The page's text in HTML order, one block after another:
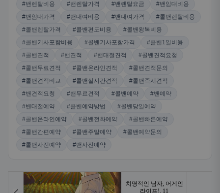
#밴렌탈비용
#밴렌탈가격 #밴렌탈요금
#밴임대비용
#밴임대가격
#밴대여비용 #밴대여가격
#콜밴렌탈비용
#콜밴렌탈가격
#콜밴편도비용
#콜밴왕복비용
#콜밴기사포함비용
#콜밴기사포함가격
#콜밴1일비용
#콜밴견적
#밴견적 #밴대절견적
#콜밴견적요청
#콜밴무료견적
#콜밴온라인견적
#콜밴견적문의
#콜밴견적비교
#콜밴실시간견적
#콜밴즉시견적
#밴견적요청
#밴무료견적 #콜밴예약
#밴예약
#밴대절예약
#콜밴예약방법
#콜밴당일예약
#콜밴온라인예약
#콜밴전화예약
#콜밴빠른예약
#콜밴간편예약
#콜밴주말예약
#콜밴예약문의
#콜밴사전예약
#밴사전예약